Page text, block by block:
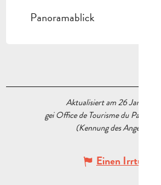
Panoramablick
Aktualisiert am 26 Januar
gei Office de Tourisme du Pays
(Kennung des Angebots :
Einen Irrtum